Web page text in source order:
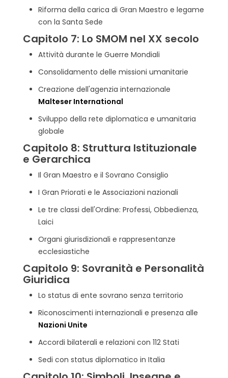
Riforma della carica di Gran Maestro e legame
con la Santa Sede
Capitolo 7: Lo SMOM nel XX secolo
Attività durante le Guerre Mondiali
Consolidamento delle missioni umanitarie
Creazione dell'agenzia internazionale
Malteser International
Sviluppo della rete diplomatica e umanitaria
globale
Capitolo 8: Struttura Istituzionale
e Gerarchica
Il Gran Maestro e il Sovrano Consiglio
I Gran Priorati e le Associazioni nazionali
Le tre classi dell'Ordine: Professi, Obbedienza,
Laici
Organi giurisdizionali e rappresentanze
ecclesiastiche
Capitolo 9: Sovranità e Personalità
Giuridica
Lo status di ente sovrano senza territorio
Riconoscimenti internazionali e presenza alle
Nazioni Unite
Accordi bilaterali e relazioni con 112 Stati
Sedi con status diplomatico in Italia